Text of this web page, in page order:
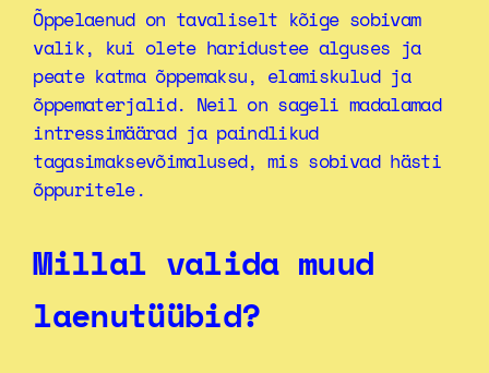
Õppelaenud on tavaliselt kõige sobivam
valik, kui olete haridustee alguses ja
peate katma õppemaksu, elamiskulud ja
õppematerjalid. Neil on sageli madalamad
intressimäärad ja paindlikud
tagasimaksevõimalused, mis sobivad hästi
õppuritele.
Millal valida muud
laenutüübid?